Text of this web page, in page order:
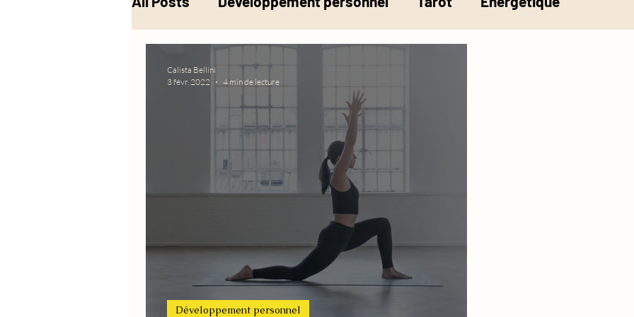
Développement personnel
Calista Bellini
3 févr. 2022
4 min de lecture